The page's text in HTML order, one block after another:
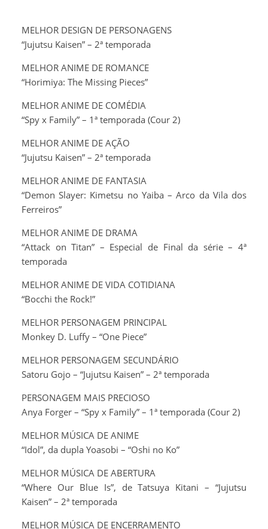
MELHOR DESIGN DE PERSONAGENS
“Jujutsu Kaisen” – 2ª temporada
MELHOR ANIME DE ROMANCE
“Horimiya: The Missing Pieces”
MELHOR ANIME DE COMÉDIA
“Spy x Family” – 1ª temporada (Cour 2)
MELHOR ANIME DE AÇÃO
“Jujutsu Kaisen” – 2ª temporada
MELHOR ANIME DE FANTASIA
“Demon Slayer: Kimetsu no Yaiba – Arco da Vila dos
Ferreiros”
MELHOR ANIME DE DRAMA
“Attack on Titan” – Especial de Final da série – 4ª
temporada
MELHOR ANIME DE VIDA COTIDIANA
“Bocchi the Rock!”
MELHOR PERSONAGEM PRINCIPAL
Monkey D. Luffy – “One Piece”
MELHOR PERSONAGEM SECUNDÁRIO
Satoru Gojo – “Jujutsu Kaisen” – 2ª temporada
PERSONAGEM MAIS PRECIOSO
Anya Forger – “Spy x Family” – 1ª temporada (Cour 2)
MELHOR MÚSICA DE ANIME
“Idol”, da dupla Yoasobi – “Oshi no Ko”
MELHOR MÚSICA DE ABERTURA
“Where Our Blue Is”, de Tatsuya Kitani – “Jujutsu
Kaisen” – 2ª temporada
MELHOR MÚSICA DE ENCERRAMENTO